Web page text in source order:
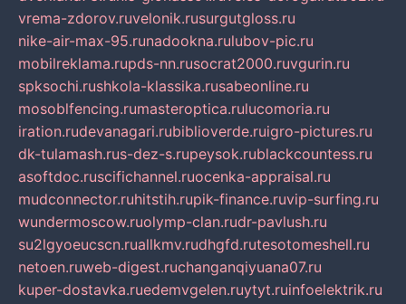
vrema-zdorov.ruvelonik.rusurgutgloss.ru
nike-air-max-95.runadookna.rulubov-pic.ru
mobilreklama.rupds-nn.rusocrat2000.ruvgurin.ru
spksochi.rushkola-klassika.rusabeonline.ru
mosoblfencing.rumasteroptica.rulucomoria.ru
iration.rudevanagari.rubiblioverde.ruigro-pictures.ru
dk-tulamash.rus-dez-s.rupeysok.rublackcountess.ru
asoftdoc.ruscifichannel.ruocenka-appraisal.ru
mudconnector.ruhitstih.rupik-finance.ruvip-surfing.ru
wundermoscow.ruolymp-clan.rudr-pavlush.ru
su2lgyoeucscn.ruallkmv.rudhgfd.rutesotomeshell.ru
netoen.ruweb-digest.ruchanganqiyuana07.ru
kuper-dostavka.ruedemvgelen.ruytyt.ruinfoelektrik.ru